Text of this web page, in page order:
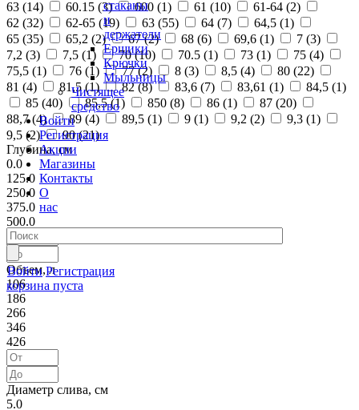
стаканы
и
держатели
Ершики
Крючки
Мыльницы
Чистящее
средство
Войти
Регистрация
Акции
Магазины
Контакты
О
нас
Войти Регистрация
корзина пуста
63 (14) 60.15 (3) 600 (1) 61 (10) 61-64 (2)
62 (32) 62-65 (19) 63 (55) 64 (7) 64,5 (1)
65 (35) 65,2 (2) 67 (2) 68 (6) 69,6 (1) 7 (3)
7,2 (3) 7,5 (1) 70 (10) 70.5 (1) 73 (1) 75 (4)
75,5 (1) 76 (1) 77 (2) 8 (3) 8,5 (4) 80 (22)
81 (4) 81,5 (1) 82 (8) 83,6 (7) 83,61 (1) 84,5 (1)
85 (40) 85,5 (1) 850 (8) 86 (1) 87 (20)
88,7 (4) 89 (4) 89,5 (1) 9 (1) 9,2 (2) 9,3 (1)
9,5 (2) 90 (21)
Глубина, см
0.0
125.0
250.0
375.0
500.0
Объем, л
106
186
266
346
426
Диаметр слива, см
5.0